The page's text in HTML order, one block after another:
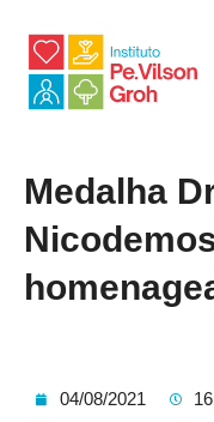
Medalha
04/08/2021